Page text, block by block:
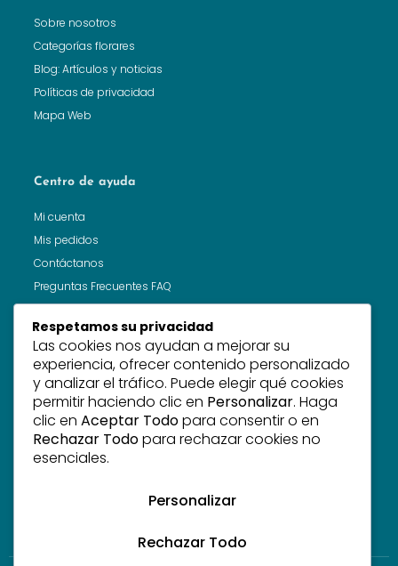
Sobre nosotros
Categorías florares
Blog: Artículos y noticias
Políticas de privacidad
Mapa Web
Centro de ayuda
Mi cuenta
Mis pedidos
Contáctanos
Preguntas Frecuentes FAQ
Recibe noticias
Suscríbete a nuestra newsletter para conocer nuevos
productos, tendencias y ofertas.
Suscribirme!
Respetamos su privacidad
Las cookies nos ayudan a mejorar su
experiencia, ofrecer contenido personalizado
y analizar el tráfico. Puede elegir qué cookies
permitir haciendo clic en Personalizar. Haga
clic en Aceptar Todopara consentir o en
Rechazar Todopara rechazar cookies no
esenciales.
Personalizar
Rechazar Todo